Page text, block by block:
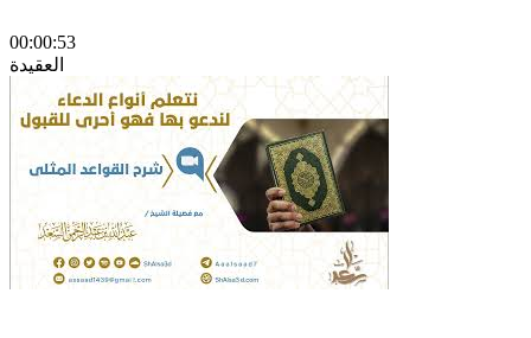
00:00:53
العقيدة